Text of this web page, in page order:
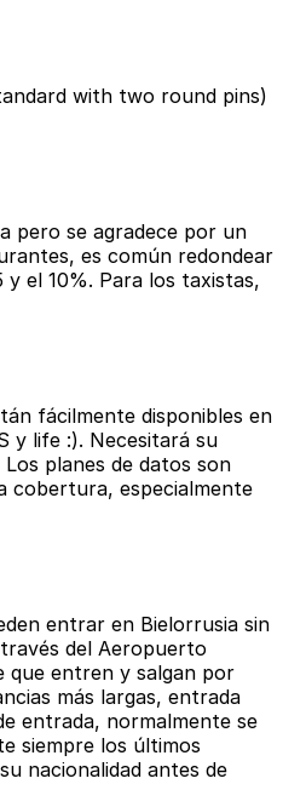
with two round pins)
pero se agradece por un
es común redondear
el 10%. Para los taxistas,
fácilmente disponibles en
y life :). Necesitará su
planes de datos son
cobertura, especialmente
entrar en Bielorrusia sin
del Aeropuerto
que entren y salgan por
más largas, entrada
entrada, normalmente se
siempre los últimos
nacionalidad antes de